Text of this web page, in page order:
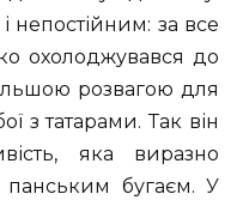
за все
охолоджувався до
розвагою для
з татарами. Так він
яка виразно
бугаєм. У